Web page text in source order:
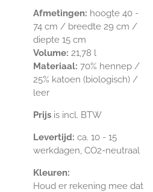
Afmetingen: hoogte 40 -
74 cm / breedte 29 cm /
diepte 15 cm
Volume: 21,78 l
Materiaal: 70% hennep /
25% katoen (biologisch) /
leer
Prijs is incl. BTW
Levertijd: ca. 10 - 15
werkdagen, CO2-neutraal
Kleuren:
Houd er rekening mee dat